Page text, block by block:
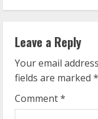
i
n
u
e
R
Leave a Reply
Your email
fields are marked *
Comment*